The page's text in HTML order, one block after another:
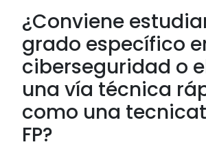
¿Conviene
grado específico
ciberseguridad o
una vía técnica
como una
FP?